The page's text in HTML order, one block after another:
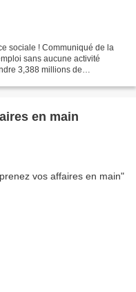
sociale ! Communiqué de la
sans aucune activité
3,388 millions de
en main